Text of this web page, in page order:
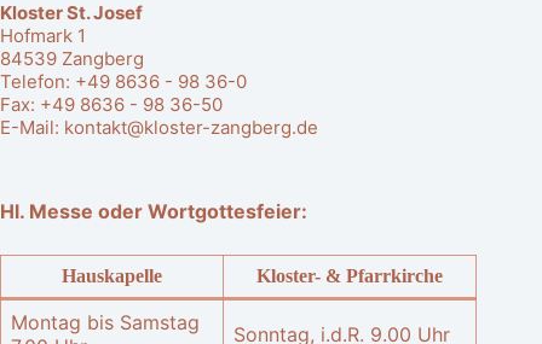
Kloster St. Josef
Hofmark 1
84539 Zangberg
Telefon: +49 8636 - 98 36-0
Fax: +49 8636 - 98 36-50
E-Mail: kontakt@kloster-zangberg.de
Hl. Messe oder Wortgottesfeier:
Hauskapelle Kloster- & Pfarrkirche
Montag bis Samstag
Sonntag, i.d.R. 9.00 Uhr